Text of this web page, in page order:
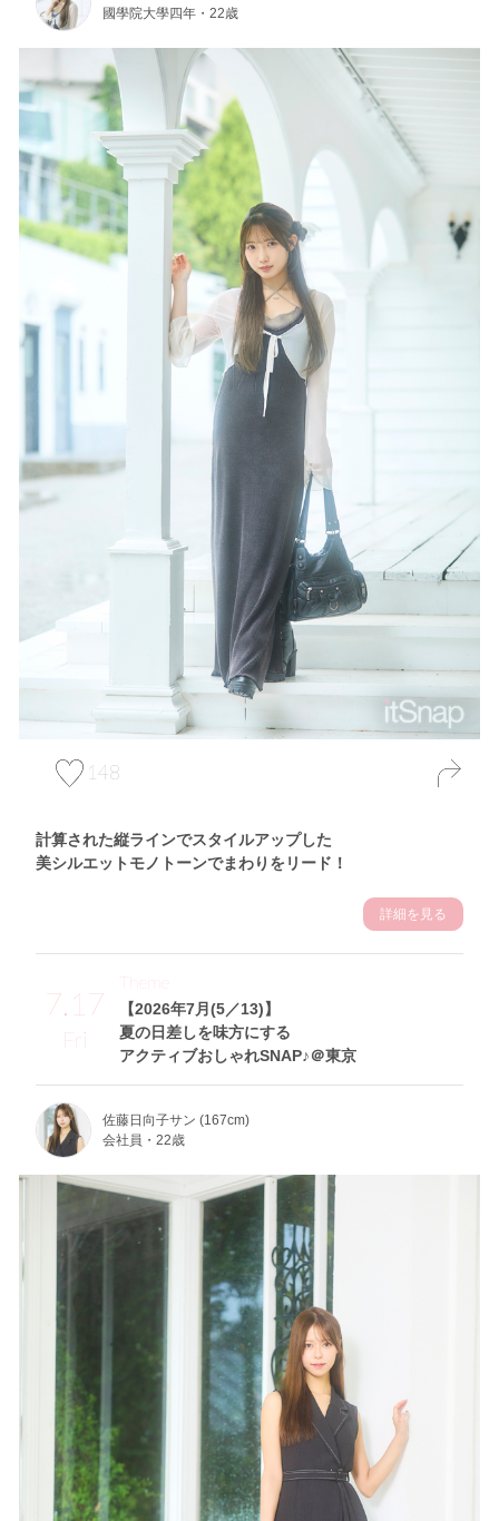
國學院大學四年・22歳
148
計算された縦ラインでスタイルアップした
美シルエットモノトーンでまわりをリード！
詳細を見る
7.17
Fri
【2026年7月(5／13)】
夏の日差しを味方にする
アクティブおしゃれSNAP♪＠東京
Theme
佐藤日向子サン (167cm)
会社員・22歳